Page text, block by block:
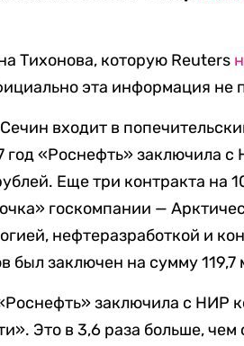
Тихонова, которую Reuters
эта информация не
входит в
«Роснефть» заключила с
Еще три контракта на
госкомпании —
нефтеразработкой и
был заключен на сумму 119,7
заключила с НИР
Это в 3,6 раза больше, чем